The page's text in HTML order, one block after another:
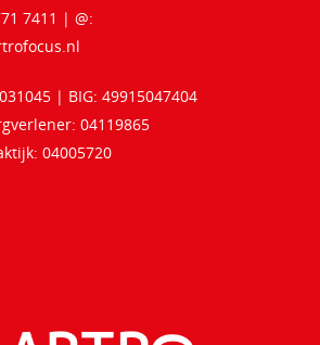
7411 | @:
| BIG: 49915047404
04119865
04005720